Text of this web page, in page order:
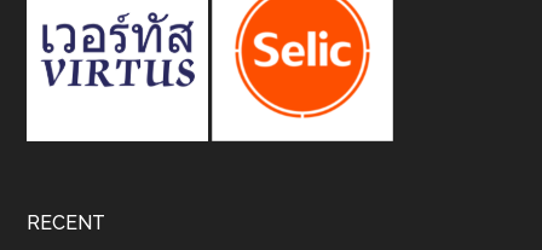
RECENT